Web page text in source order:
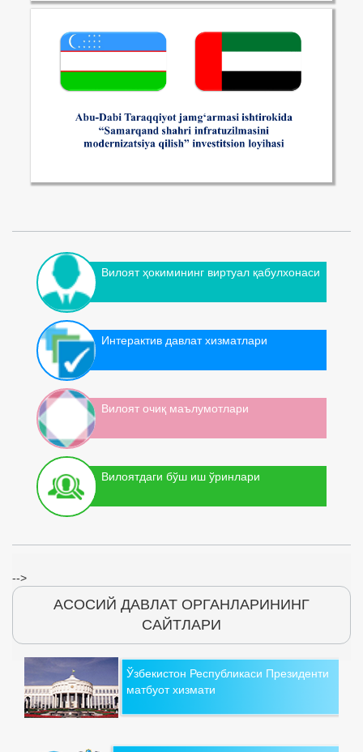
Вилоят ҳокимининг виртуал қабулхонаси
Интерактив давлат хизматлари
Вилоят очиқ маълумотлари
Вилоятдаги бўш иш ўринлари
-->
АСОСИЙ ДАВЛАТ ОРГАНЛАРИНИНГ
САЙТЛАРИ
Ўзбекистон Республикаси Президенти
матбуот хизмати